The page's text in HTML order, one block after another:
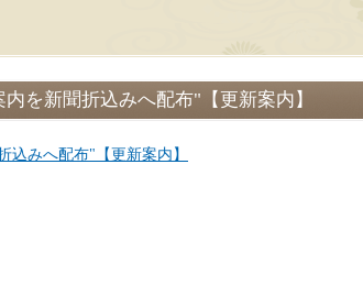
を新聞折込みへ配布"【更新案内】
込みへ配布"【更新案内】